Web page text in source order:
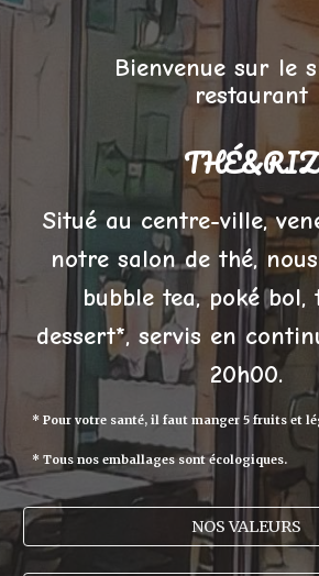
Bienvenue sur le
restaurant
THÉ&RIZ
Situé au centre-ville,
notre salon de thé,
bubble tea,poké bol,
dessert*, servis en
20h00.
* Pour votre santé, il faut manger 5 fruits et
* Tous nos emballages sont écologiques.
NOS VALEURS